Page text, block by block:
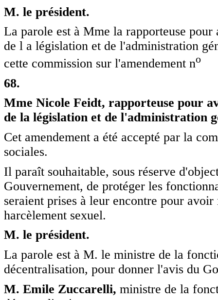
M. le président.
La parole est à Mme la rapporteuse
de l a législation et de l'administration
cette commission sur l'amendement no
68.
Mme Nicole Feidt, rapporteuse pour
de la législation et de l'administration
Cet amendement a été accepté par la
sociales.
Il paraît souhaitable, sous réserve
Gouvernement, de protéger les
seraient prises à leur encontre pour
harcèlement sexuel.
M. le président.
La parole est à M. le ministre de la
décentralisation, pour donner l'avis du
M. Emile Zuccarelli, ministre de la